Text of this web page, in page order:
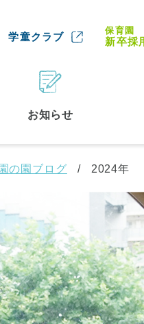
学童クラブ
保育園
新卒採
お知らせ
墨田区(2)
杉並区(3)
の園ブログ 2024年